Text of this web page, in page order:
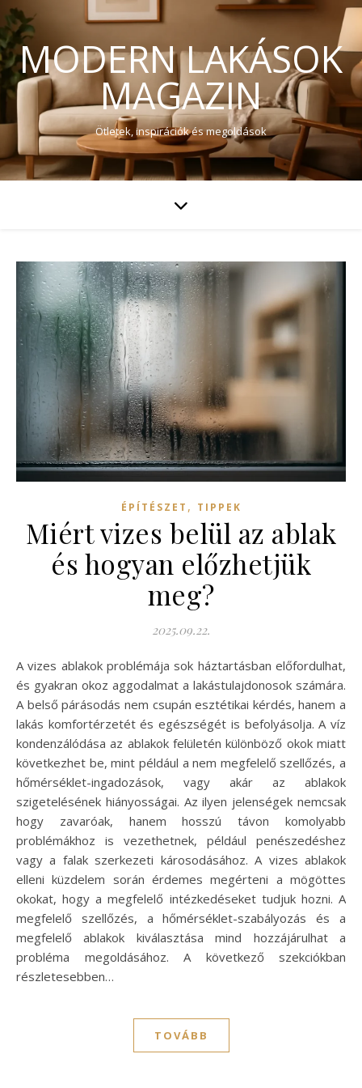
MODERN LAKÁSOK
MAGAZIN
Ötletek, inspirációk és megoldások
ÉPÍTÉSZET , TIPPEK
Miért vizes belül az ablak
és hogyan előzhetjük
meg?
2025.09.22.
A vizes ablakok problémája sok háztartásban előfordulhat,
és gyakran okoz aggodalmat a lakástulajdonosok számára.
A belső párásodás nem csupán esztétikai kérdés, hanem a
lakás komfortérzetét és egészségét is befolyásolja. A víz
kondenzálódása az ablakok felületén különböző okok miatt
következhet be, mint például a nem megfelelő szellőzés, a
hőmérséklet-ingadozások, vagy akár az ablakok
szigetelésének hiányosságai. Az ilyen jelenségek nemcsak
hogy zavaróak, hanem hosszú távon komolyabb
problémákhoz is vezethetnek, például penészedéshez
vagy a falak szerkezeti károsodásához. A vizes ablakok
elleni küzdelem során érdemes megérteni a mögöttes
okokat, hogy a megfelelő intézkedéseket tudjuk hozni. A
megfelelő szellőzés, a hőmérséklet-szabályozás és a
megfelelő ablakok kiválasztása mind hozzájárulhat a
probléma megoldásához. A következő szekciókban
részletesebben…
TOVÁBB